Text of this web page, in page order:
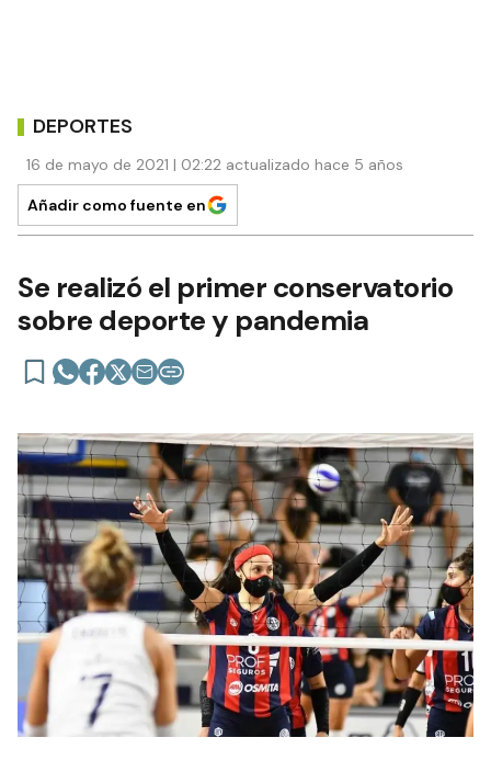
DEPORTES
16 de mayo de 2021 | 02:22 actualizado hace 5 años
Añadir como fuente en
Se realizó el primer conservatorio
sobre deporte y pandemia